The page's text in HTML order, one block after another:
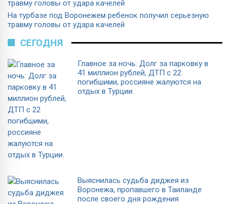
На турбазе под Воронежем ребенок получил серьезную
травму головы от удара качелей
СЕГОДНЯ
Главное за ночь: Долг за парковку в
41 миллион рублей, ДТП с 22
погибшими, россияне жалуются на
отдых в Турции.
Выяснилась судьба диджея из
Воронежа, пропавшего в Таиланде
после своего дня рождения